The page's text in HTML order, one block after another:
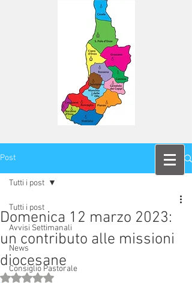
Post
Tutti i post
Avvisi Settimanali
News
Consiglio Pastorale
Tutti i post
Domenica 12 marzo 2023:
un contributo alle missioni
diocesane
Valutazione NaN stelle su 5.